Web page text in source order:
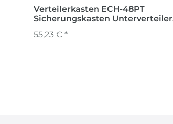
Verteilerkasten ECH-48PT
Sicherungskasten Unterverteiler
55,23 € *